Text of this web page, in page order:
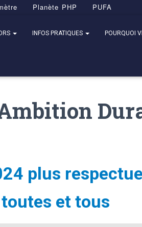
Planète PHP PUFA
INFOS PRATIQUES POURQUOI
plus
et tous